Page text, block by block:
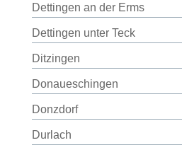
Dettingen an der Erms
Dettingen unter Teck
Ditzingen
Donaueschingen
Donzdorf
Durlach